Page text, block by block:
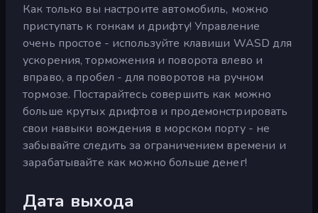
Как только вы настроите автомобиль, можно
приступать к гонкам и дрифту! Управление
очень простое - используйте клавиши WASD для
ускорения, торможения и поворота влево и
вправо, а пробел - для поворотов на ручном
тормозе. Постарайтесь совершить как можно
больше крутых дрифтов и продемонстрировать
свои навыки вождения в морском порту - не
забывайте следить за ограничением времени и
зарабатывайте как можно больше денег!
Дата выхода